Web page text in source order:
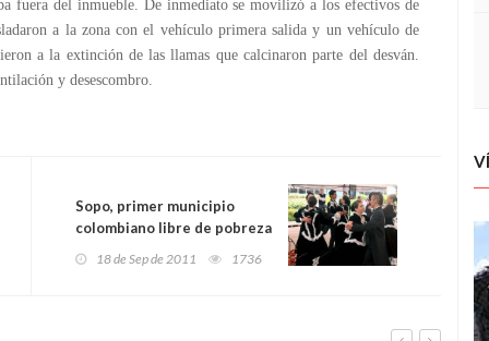
fuera del inmueble. De inmediato se movilizó a los efectivos de
a la zona con el vehículo primera salida y un vehículo de
a la extinción de las llamas que calcinaron parte del desván.
y desescombro.
Sopo, primer municipio
colombiano libre de pobreza
extrema
18 de Sep de 2011 1736